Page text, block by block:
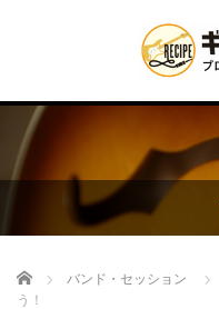
Home バンド・セッション
う！